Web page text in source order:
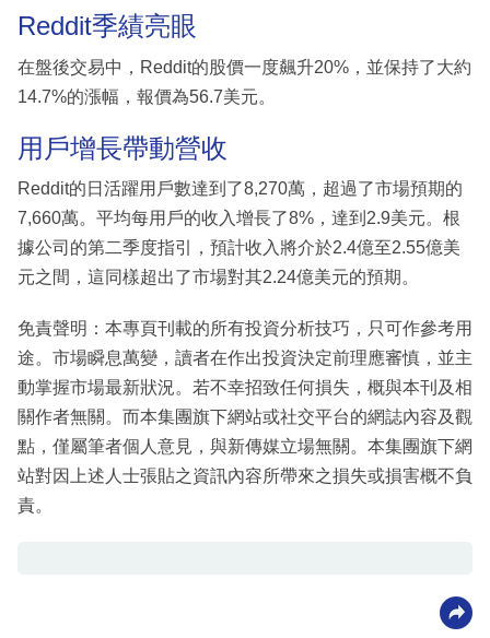
Reddit季績亮眼
在盤後交易中，Reddit的股價一度飆升20%，並保持了大約
14.7%的漲幅，報價為56.7美元。
用戶增長帶動營收
Reddit的日活躍用戶數達到了8,270萬，超過了市場預期的
7,660萬。平均每用戶的收入增長了8%，達到2.9美元。根
據公司的第二季度指引，預計收入將介於2.4億至2.55億美
元之間，這同樣超出了市場對其2.24億美元的預期。
免責聲明：本專頁刊載的所有投資分析技巧，只可作參考用
途。市場瞬息萬變，讀者在作出投資決定前理應審慎，並主
動掌握市場最新狀況。若不幸招致任何損失，概與本刊及相
關作者無關。而本集團旗下網站或社交平台的網誌內容及觀
點，僅屬筆者個人意見，與新傳媒立場無關。本集團旗下網
站對因上述人士張貼之資訊內容所帶來之損失或損害概不負
責。